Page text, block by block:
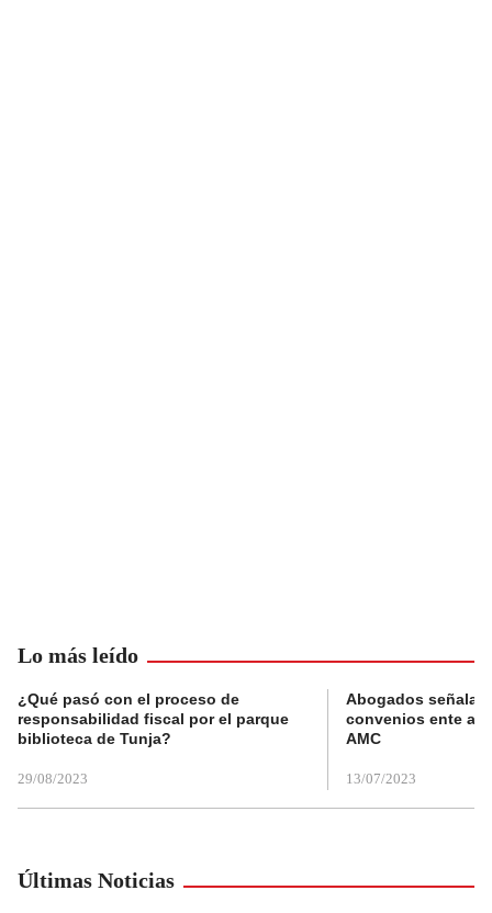
Lo más leído
¿Qué pasó con el proceso de
responsabilidad fiscal por el parque
biblioteca de Tunja?
29/08/2023
Abogados
convenios ente
AMC
13/07/2023
Últimas Noticias